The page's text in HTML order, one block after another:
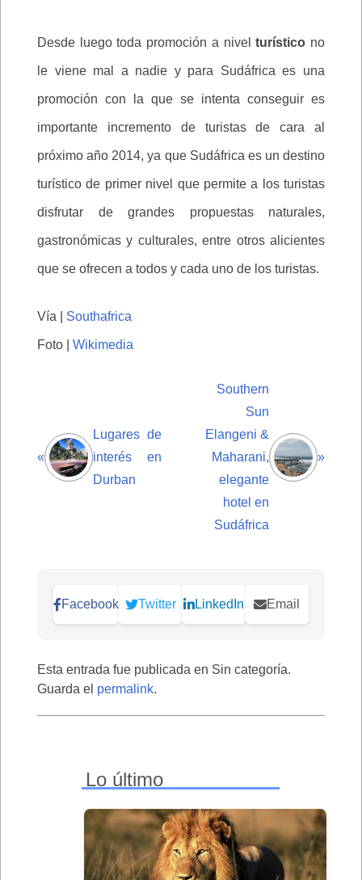
Desde luego toda promoción a nivelturístico no
le viene mal a nadie y para Sudáfrica es una
promoción con la que se intenta conseguir es
importante incremento de turistas de cara al
próximo año 2014, ya que Sudáfrica es un destino
turístico de primer nivel que permite a los turistas
disfrutar de grandes propuestas naturales,
gastronómicas y culturales, entre otros alicientes
que se ofrecen a todos y cada uno de los turistas.
Vía | Southafrica
Foto | Wikimedia
«
Lugares de
interés en
Durban
Southern
Sun
Elangeni &
Maharani,
elegante
hotel en
Sudáfrica
»
Facebook Twitter LinkedIn Email
Esta entrada fue publicada en Sin categoría.
Guarda el permalink.
Lo último